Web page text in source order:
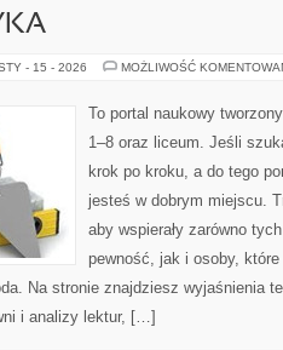
- 15 - 2026 MOŻLIWOŚĆ
To portal naukowy
1–8 oraz liceum. Jeśli
krok po kroku, a do tego
jesteś w dobrym miejscu.
aby wspierały zarówno
pewność, jak i osoby,
Na stronie znajdziesz wyjaśnienia
i analizy lektur, […]